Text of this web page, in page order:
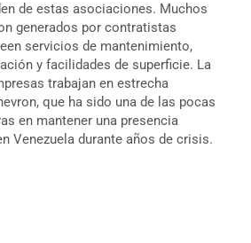
de estas asociaciones. Muchos
generados por contratistas
servicios de mantenimiento,
y facilidades de superficie. La
trabajan en estrecha
que ha sido una de las pocas
en mantener una presencia
Venezuela durante años de crisis.